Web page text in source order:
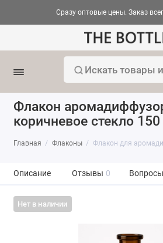
Сразу оптовые цены. Заказ
Флакон
коричневое стекло 150
Главная Флаконы Флакон для
Описание Отзывы 0
Нет в наличии